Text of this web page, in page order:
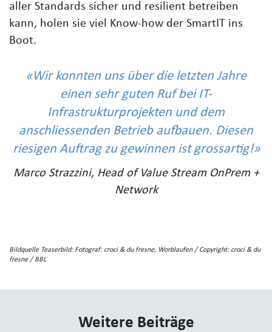
aller Standards sicher und resilient betreiben
kann, holen sie viel Know-how der SmartIT ins
Boot.
Wir konnten uns über die letzten Jahre
einen sehr guten Ruf bei IT-
Infrastrukturprojekten und dem
anschliessenden Betrieb aufbauen. Diesen
riesigen Auftrag zu gewinnen ist grossartig!
Marco Strazzini, Head of Value Stream OnPrem +
Network
Bildquelle Teaserbild: Fotograf: croci & du fresne, Worblaufen / Copyright: croci & du
fresne / BBL
Weitere Beiträge